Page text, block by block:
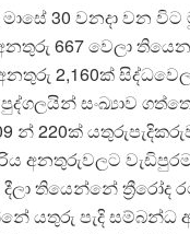
මාසේ 30 වනදා වන
667 වෙලා
2,160ක්
සංඛ්‍යාව
න් 220ක්
අනතුරුවලට
තියෙන්නේ ත්‍රීරෝද
යතුරු පැදි සම්බන්ධ